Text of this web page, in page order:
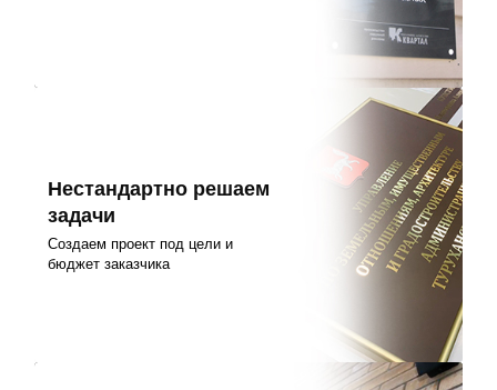
Нестандартно решаем
задачи
Создаем проект под цели и
бюджет заказчика